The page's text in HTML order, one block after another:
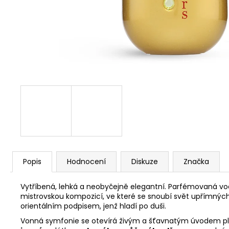
Popis Hodnocení Diskuze Značka
Vytříbená, lehká a neobyčejně elegantní. Parfémovaná
mistrovskou kompozicí, ve které se snoubí svět
orientálním podpisem, jenž hladí po duši.
Vonná symfonie se otevírá živým a šťavnatým úvodem